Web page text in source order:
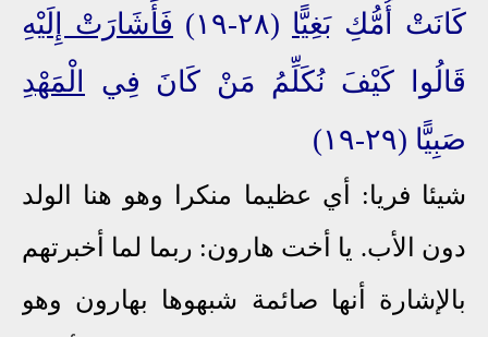
كَانَتْ أُمُّكِ بَغِيًّا (٢٨-١٩)
فَأَشَارَتْ إِلَيْهِ
قَالُوا كَيْفَ نُكَلِّمُ مَنْ كَانَ فِي
الْمَهْدِ
صَبِيًّا (٢٩-١٩)
شيئا فريا: أي عظيما منكرا وهو هنا الولد
دون الأب. يا أخت هارون: ربما لما أخبرتهم
بالإشارة أنها صائمة شبهوها بهارون وهو